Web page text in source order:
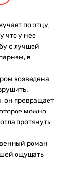
по отцу,
что у нее
с лучшей
в
возведена
он превращает
можно
протянуть
роман
ощущать